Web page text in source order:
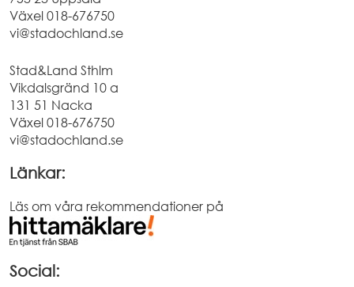
Växel018-676750
vi@stadochland.se
Stad&Land Sthlm
Vikdalsgränd 10 a
131 51 Nacka
Växel018-676750
vi@stadochland.se
Länkar:
Läs om våra rekommendationer på
Social: